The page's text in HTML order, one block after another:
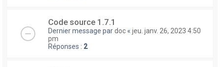
Code source 1.7.1
Dernier message pardoc « jeu. janv. 26, 2023 4:50
pm
Réponses : 2